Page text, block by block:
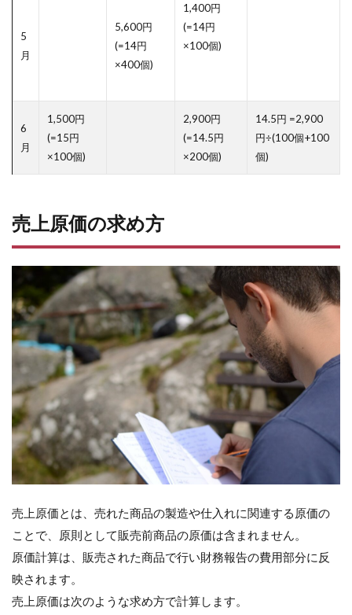
5
月
5,600円
(=14円
×400個)
1,400円
(=14円
×100個)
6
月
1,500円
(=15円
×100個)
2,900円
(=14.5円
×200個)
14.5円 =2,900
円÷(100個+100
個)
売上原価の求め方
売上原価とは、売れた商品の製造や仕入れに関連する原価の
ことで、原則として販売前商品の原価は含まれません。
原価計算は、販売された商品で行い財務報告の費用部分に反
映されます。
売上原価は次のような求め方で計算します。